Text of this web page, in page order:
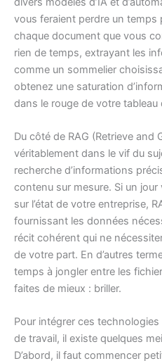
vous feraient perdre un temps
chaque document que vous
rien de temps, extrayant les
comme un sommelier
obtenez une saturation
dans le rouge de votre
Du côté de RAG (Retrieve and
véritablement dans le vif du
recherche d’informations
contenu sur mesure. Si un
sur l’état de votre entreprise,
fournissant les données
récit cohérent qui ne
de votre part. En d’autres
temps à jongler entre les
faites de mieux : briller.
Pour intégrer ces
de travail, il existe quelques
D’abord, il faut commencer